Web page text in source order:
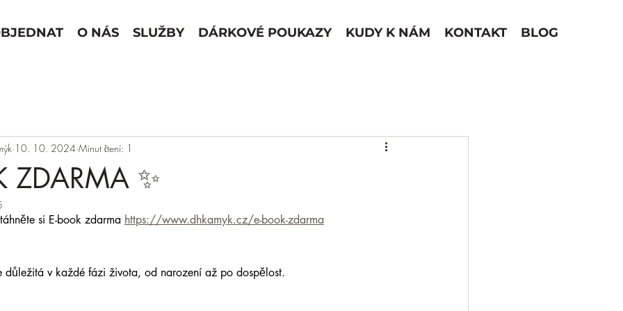
O NÁS SLUŽBY DÁRKOVÉ POUKAZY KUDY K NÁM KONTAKT BLOG
ZDARMA ✨
10. 10. 2024 Minut čtení: 1
si E-book zdarma https://www.dhkamyk.cz/e-book-zdarma
v každé fázi života, od narození až po dospělost.